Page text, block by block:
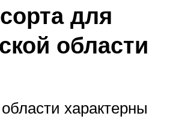
для
области
характерны